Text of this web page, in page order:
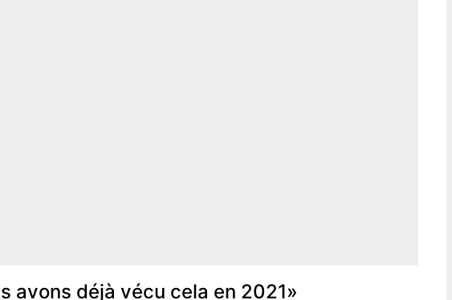
avons déjà vécu cela en 2021»